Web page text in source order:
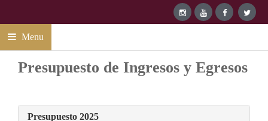
Menu
Presupuesto de Ingresos y Egresos
Presupuesto 2025